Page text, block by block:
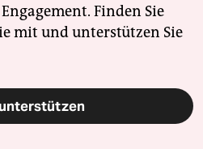
Finden Sie
mit und unterstützen Sie